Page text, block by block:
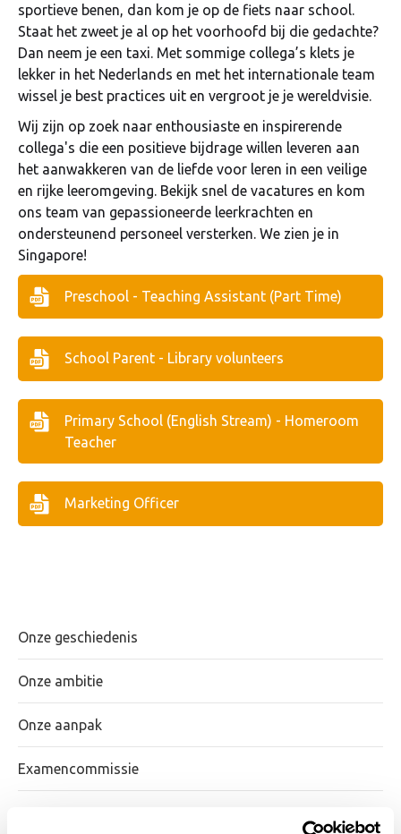
sportieve benen, dan kom je op de fiets naar school.
Staat het zweet je al op het voorhoofd bij die gedachte?
Dan neem je een taxi. Met sommige collega’s klets je
lekker in het Nederlands en met het internationale team
wissel je best practices uit en vergroot je je wereldvisie.
Wij zijn op zoek naar enthousiaste en inspirerende
collega's die een positieve bijdrage willen leveren aan
het aanwakkeren van de liefde voor leren in een veilige
en rijke leeromgeving. Bekijk snel de vacatures en kom
ons team van gepassioneerde leerkrachten en
ondersteunend personeel versterken. We zien je in
Singapore!
Preschool - Teaching Assistant (Part Time)
School Parent - Library volunteers
Primary School (English Stream) - Homeroom
Teacher
Marketing Officer
Onze geschiedenis
Onze ambitie
Onze aanpak
Examencommissie